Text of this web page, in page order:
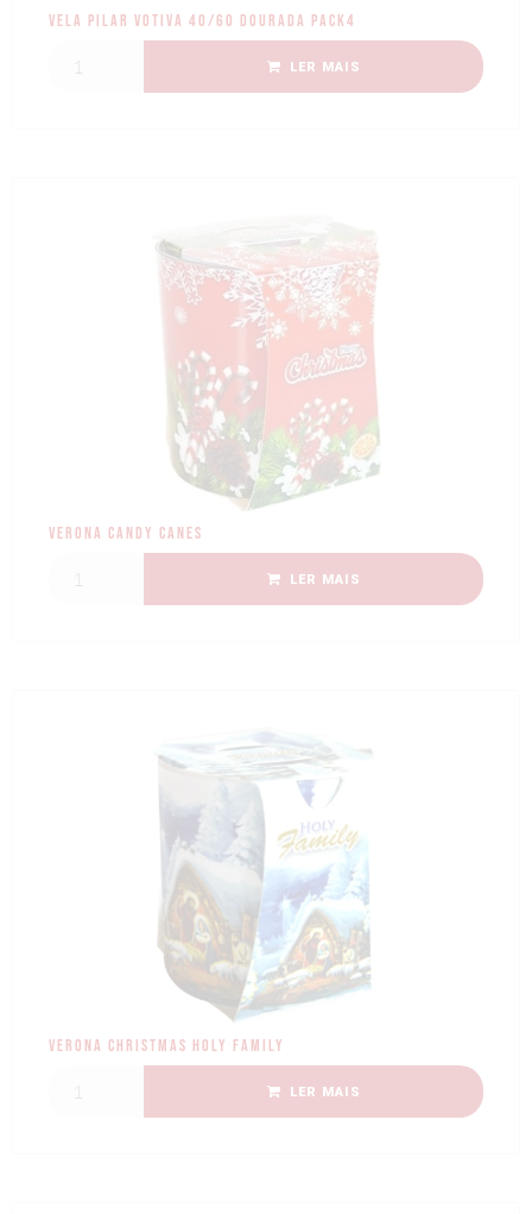
Vela Pilar Votiva 40/60 dourada Pack4
LER MAIS
Verona Candy Canes
LER MAIS
Verona Christmas Holy Family
LER MAIS